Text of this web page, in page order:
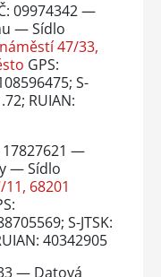
09974342 —
— Sídlo
47/33,
GPS:
S-
RUIAN:
—
— Sídlo
68201
S-JTSK:
40342905
— Datová